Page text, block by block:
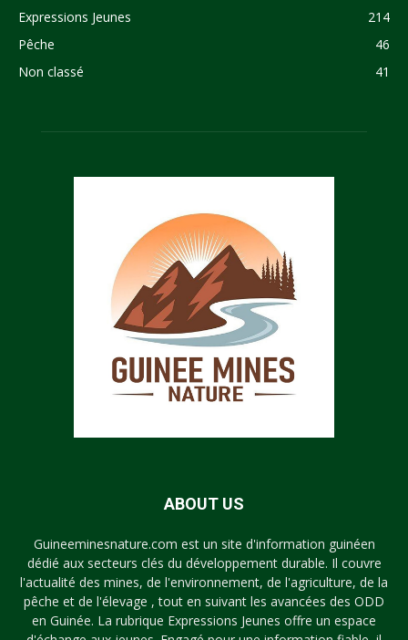
Expressions Jeunes
214
Pêche
46
Non classé
41
ABOUT US
Guineeminesnature.com est un site d'information guinéen
dédié aux secteurs clés du développement durable. Il couvre
l'actualité des mines, de l'environnement, de l'agriculture, de la
pêche et de l'élevage , tout en suivant les avancées des ODD
en Guinée. La rubrique Expressions Jeunes offre un espace